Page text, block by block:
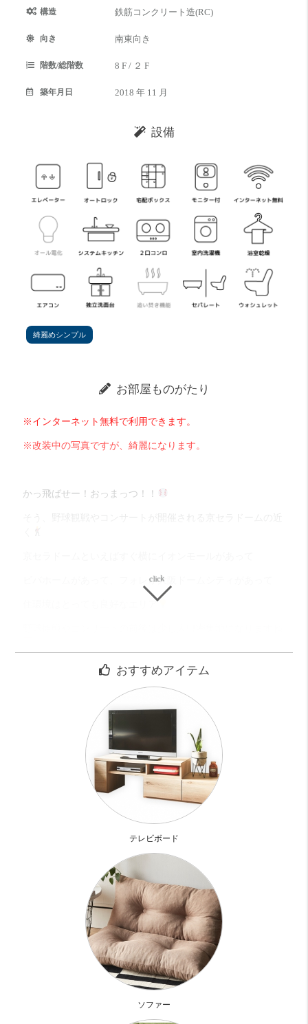
構造 鉄筋コンクリート造(RC)
向き 南東向き
階数/総階数 8 F / ２ F
築年月日 2018 年 11 月
設備
綺麗めシンプル
お部屋ものがたり
※インターネット無料で利用できます。
※改装中の写真ですが、綺麗になります。
かっ飛ばせー！おっまっつ！！
ビバホームがあって、フォレオ大阪ドームシティがあって
住環境はとっても良好なエリア
建物の１階にはコンビニがあってちょっとした買い物は便利
エントランスから分譲賃貸ならではの、高級感に包まれてい
オートロックの解錠は鍵を回すタイプではなく
ICチップ入りの鍵をかざしてピッと開けるタイプ
自分は決してすごくなくて、ICチップがすごいのに
なぜかピッとかざしてドアを開けると『自分できます感』が
わいてくるあのタイプです
この日も、借りてすらない自分が優越感に浸り、いざお部屋
まず玄関廊下が大理石調で高級感があります
クロス色合いも分譲マンションではあまりない色合い
逆にこの色合いだから高級感が増しているのかな
お部屋は6帖ちょっとなので、決して広くはないけど、
おすすめアイテム
テレビボード
ソファー